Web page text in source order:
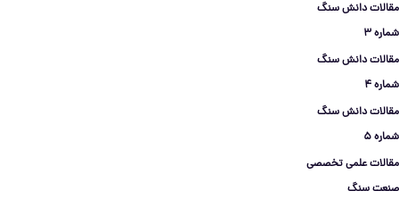
مقالات دانش سنگ
شماره 3
مقالات دانش سنگ
شماره 4
مقالات دانش سنگ
شماره 5
مقالات علمی تخصصی
صنعت سنگ